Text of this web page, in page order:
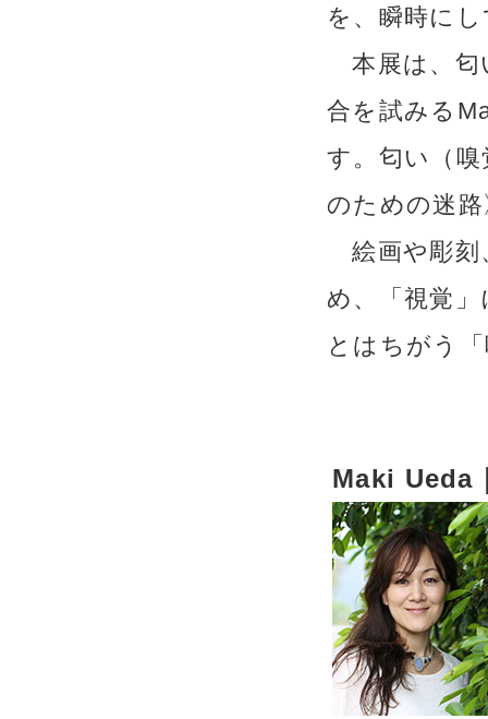
を、瞬時に
本展は、匂
合を試みる
す。匂い（
のための迷
絵画や彫刻
め、「視覚
とはちがう
Maki Ueda